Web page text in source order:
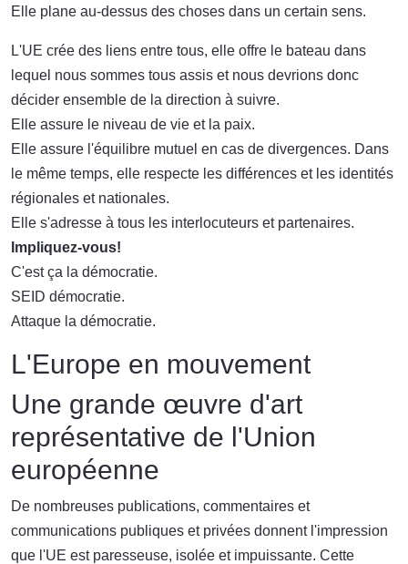
Elle plane au-dessus des choses dans un certain sens.
L'UE crée des liens entre tous, elle offre le bateau dans
lequel nous sommes tous assis et nous devrions donc
décider ensemble de la direction à suivre.
Elle assure le niveau de vie et la paix.
Elle assure l'équilibre mutuel en cas de divergences. Dans
le même temps, elle respecte les différences et les identités
régionales et nationales.
Elle s'adresse à tous les interlocuteurs et partenaires.
Impliquez-vous!
C'est ça la démocratie.
SEID démocratie.
Attaque la démocratie.
L'Europe en mouvement
Une grande œuvre d'art
représentative de l'Union
européenne
De nombreuses publications, commentaires et
communications publiques et privées donnent l'impression
que l'UE est paresseuse, isolée et impuissante. Cette